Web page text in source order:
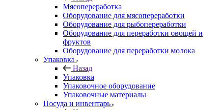
Мясопереработка
Оборудование для мясопереработки
Оборудование для рыбопереработки
Оборудование для переработки овощей и
фруктов
Оборудование для переработки молока
Упаковка
Назад
Упаковка
Упаковочное оборудование
Упаковочные материалы
Посуда и инвентарь